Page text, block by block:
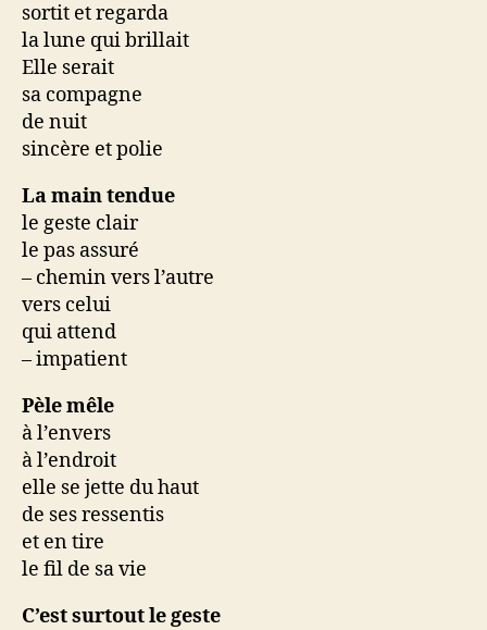
sortit et regarda
la lune qui brillait
Elle serait
sa compagne
de nuit
sincère et polie
La main tendue
le geste clair
le pas assuré
– chemin vers l’autre
vers celui
qui attend
– impatient
Pèle mêle
à l’envers
à l’endroit
elle se jette du haut
de ses ressentis
et en tire
le fil de sa vie
C’est surtout le geste